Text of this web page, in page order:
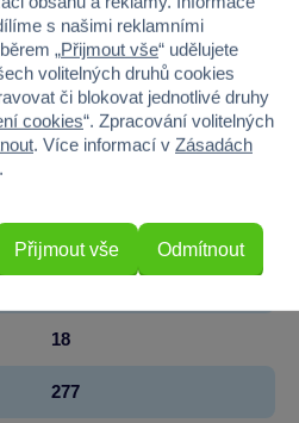
31SY-1810-2
Sparkys
3
18
277
s našimi reklamními
„Přijmout vše“ udělujete
volitelných druhů cookies
či blokovat jednotlivé druhy
cookies“. Zpracování volitelných
. Více informací v Zásadách
.
Odmítnout
Přijmout vše